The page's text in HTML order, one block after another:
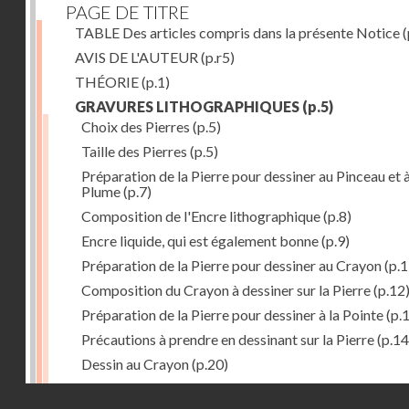
PAGE DE TITRE
TABLE Des articles compris dans la présente Notice
AVIS DE L'AUTEUR (p.r5)
THÉORIE(p.1)
GRAVURES LITHOGRAPHIQUES (p.5)
Choix des Pierres (p.5)
Taille des Pierres (p.5)
Préparation de la Pierre pour dessiner au Pinceau et
Plume(p.7)
Composition de l'Encre lithographique(p.8)
Encre liquide, qui est également bonne(p.9)
Préparation de la Pierre pour dessiner au Crayon
Composition du Crayon à dessiner sur la Pierre(p.12)
Préparation de la Pierre pour dessiner à la Pointe
Précautions à prendre en dessinant sur la Pierre
Dessin au Crayon(p.20)
Dessin à l'Encre(p.21)